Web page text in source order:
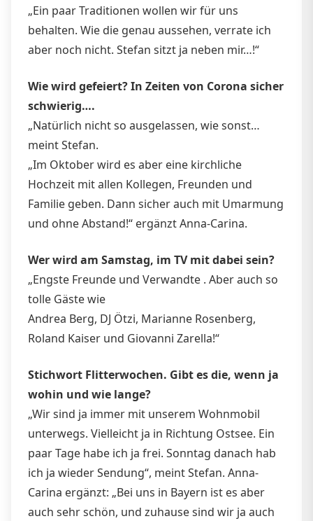
„Ein paar Traditionen wollen wir für uns
behalten. Wie die genau aussehen, verrate ich
aber noch nicht. Stefan sitzt ja neben mir…!“
Wie wird gefeiert? In Zeiten von Corona sicher
schwierig….
„Natürlich nicht so ausgelassen, wie sonst…
meint Stefan.
„Im Oktober wird es aber eine kirchliche
Hochzeit mit allen Kollegen, Freunden und
Familie geben. Dann sicher auch mit Umarmung
und ohne Abstand!“ ergänzt Anna-Carina.
Wer wird am Samstag, im TV mit dabei sein?
„Engste Freunde und Verwandte . Aber auch so
tolle Gäste wie
Andrea Berg, DJ Ötzi, Marianne Rosenberg,
Roland Kaiser und Giovanni Zarella!“
Stichwort Flitterwochen. Gibt es die, wenn ja
wohin und wie lange?
„Wir sind ja immer mit unserem Wohnmobil
unterwegs. Vielleicht ja in Richtung Ostsee. Ein
paar Tage habe ich ja frei. Sonntag danach hab
ich ja wieder Sendung“, meint Stefan. Anna-
Carina ergänzt: „Bei uns in Bayern ist es aber
auch sehr schön, und zuhause sind wir ja auch